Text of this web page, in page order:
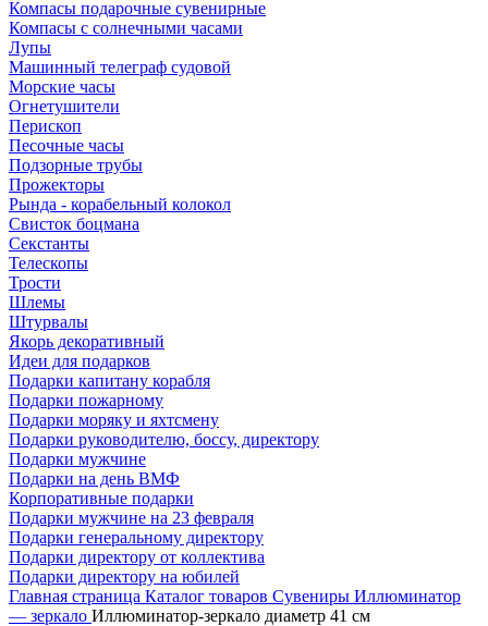
Компасы подарочные сувенирные
Компасы с солнечными часами
Лупы
Машинный телеграф судовой
Морские часы
Огнетушители
Перископ
Песочные часы
Подзорные трубы
Прожекторы
Рында - корабельный колокол
Свисток боцмана
Секстанты
Телескопы
Трости
Шлемы
Штурвалы
Якорь декоративный
Идеи для подарков
Подарки капитану корабля
Подарки пожарному
Подарки моряку и яхтсмену
Подарки руководителю, боссу, директору
Подарки мужчине
Подарки на день ВМФ
Корпоративные подарки
Подарки мужчине на 23 февраля
Подарки генеральному директору
Подарки директору от коллектива
Подарки директору на юбилей
Главная страница Каталог товаров Сувениры Иллюминатор
— зеркало Иллюминатор-зеркало диаметр 41 см